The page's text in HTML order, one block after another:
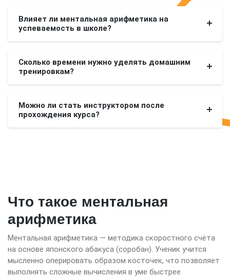
Влияет ли ментальная арифметика на
успеваемость в школе?
Сколько времени нужно уделять домашним
тренировкам?
Можно ли стать инструктором после
прохождения курса?
Что такое ментальная
арифметика
Ментальная арифметика — методика скоростного счёта
на основе японского абакуса (соробан). Ученик учится
мысленно оперировать образом косточек, что позволяет
выполнять сложные вычисления в уме быстрее